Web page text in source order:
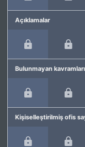
Açıklamalar
Bulunmayan
Kişiselleştirilmiş ofis